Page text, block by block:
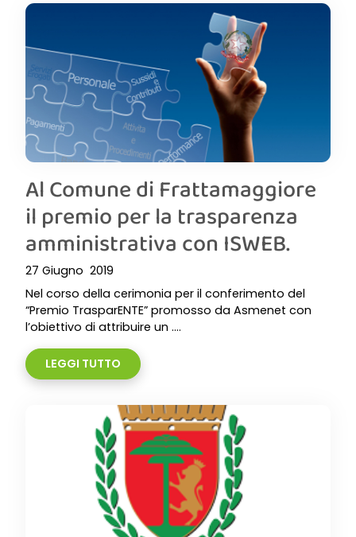
Al Comune di Frattamaggiore
il premio per la trasparenza
amministrativa con ISWEB.
27 Giugno 2019
Nel corso della cerimonia per il conferimento del
“Premio TrasparENTE” promosso da Asmenet con
l’obiettivo di attribuire un ....
LEGGI TUTTO